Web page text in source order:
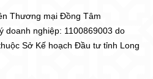
Thương mại Đồng Tâm
doanh nghiệp: 1100869003 do
Sở Kế hoạch Đầu tư tỉnh Long